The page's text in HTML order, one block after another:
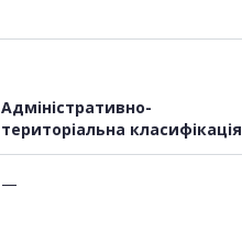
Адміністративно-
територіальна класифікація
—